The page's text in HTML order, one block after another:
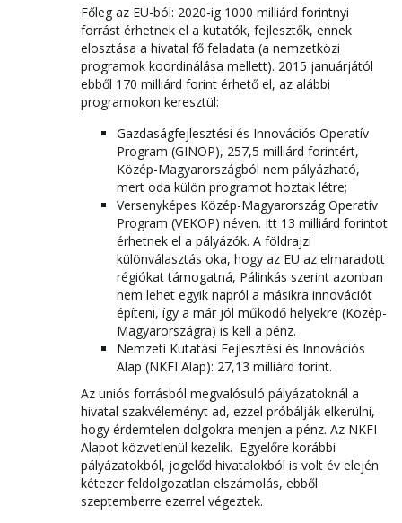
Főleg az EU-ból: 2020-ig 1000 milliárd forintnyi
forrást érhetnek el a kutatók, fejlesztők, ennek
elosztása a hivatal fő feladata (a nemzetközi
programok koordinálása mellett). 2015 januárjától
ebből 170 milliárd forint érhető el, az alábbi
programokon keresztül:
Gazdaságfejlesztési és Innovációs Operatív
Program (GINOP), 257,5 milliárd forintért,
Közép-Magyarországból nem pályázható,
mert oda külön programot hoztak létre;
Versenyképes Közép-Magyarország Operatív
Program (VEKOP) néven. Itt 13 milliárd forintot
érhetnek el a pályázók. A földrajzi
különválasztás oka, hogy az EU az elmaradott
régiókat támogatná, Pálinkás szerint azonban
nem lehet egyik napról a másikra innovációt
építeni, így a már jól működő helyekre (Közép-
Magyarországra) is kell a pénz.
Nemzeti Kutatási Fejlesztési és Innovációs
Alap (NKFI Alap): 27,13 milliárd forint.
Az uniós forrásból megvalósuló pályázatoknál a
hivatal szakvéleményt ad, ezzel próbálják elkerülni,
hogy érdemtelen dolgokra menjen a pénz. Az NKFI
Alapot közvetlenül kezelik. Egyelőre korábbi
pályázatokból, jogelőd hivatalokból is volt év elején
kétezer feldolgozatlan elszámolás, ebből
szeptemberre ezerrel végeztek.